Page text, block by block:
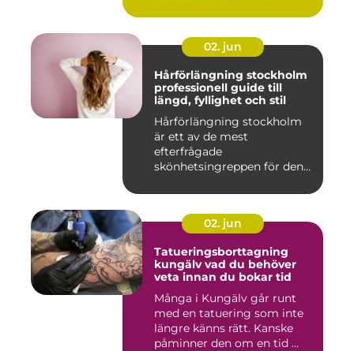
02. jun
Hårförlängning stockholm
professionell guide till
längd, fyllighet och stil
Hårförlängning stockholm
är ett av de mest
efterfrågade
skönhetsingreppen för den
02. jun
Tatueringsborttagning
kungälv vad du behöver
veta innan du bokar tid
Många i Kungälv går runt
med en tatuering som inte
längre känns rätt. Kanske
påminner den om en tid ...